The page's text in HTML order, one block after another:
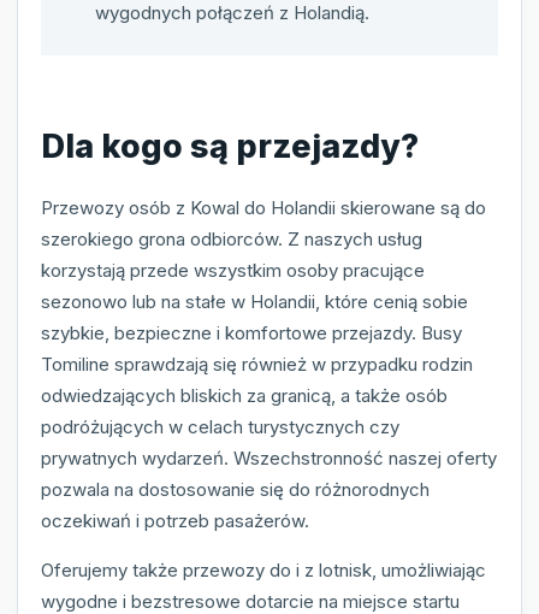
wygodnych połączeń z Holandią.
Dla kogo są przejazdy?
Przewozy osób z Kowal do Holandii skierowane są do
szerokiego grona odbiorców. Z naszych usług
korzystają przede wszystkim osoby pracujące
sezonowo lub na stałe w Holandii, które cenią sobie
szybkie, bezpieczne i komfortowe przejazdy. Busy
Tomiline sprawdzają się również w przypadku rodzin
odwiedzających bliskich za granicą, a także osób
podróżujących w celach turystycznych czy
prywatnych wydarzeń. Wszechstronność naszej oferty
pozwala na dostosowanie się do różnorodnych
oczekiwań i potrzeb pasażerów.
Oferujemy także przewozy do i z lotnisk, umożliwiając
wygodne i bezstresowe dotarcie na miejsce startu